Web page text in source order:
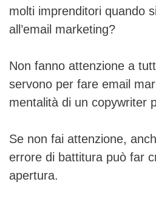
molti imprenditori quando
all’email marketing?
Non fanno attenzione a
servono per fare email
mentalità di un copywriter
Se non fai attenzione,
errore di battitura può far
apertura.